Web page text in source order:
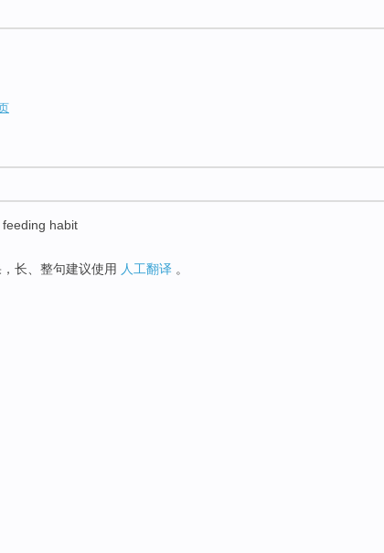
habit
长、整句建议使用 人工翻译 。